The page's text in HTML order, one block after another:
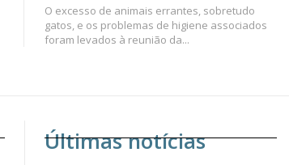
O excesso de animais errantes, sobretudo
gatos, e os problemas de higiene associados
foram levados à reunião da...
Últimas notícias